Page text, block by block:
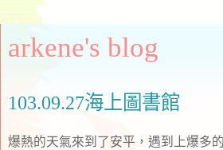
arkene's blog
103.09.27海上圖書館
爆熱的天氣來到了安平，遇到上爆多